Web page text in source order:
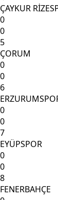
ÇAYKUR
0
0
5
ÇORUM
0
0
6
0
0
7
EYÜPSPOR
0
0
8
FENERBAHÇE